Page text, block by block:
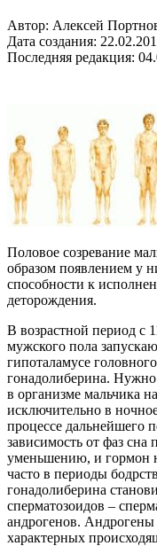
Автор: Алексей
Дата создания:
Последняя редакция:
Половое созревание
образом появлением у
способности к
деторождения.
В возрастной период с
мужского пола
гипоталамусе
гонадолиберина. Нужно
в организме мальчика
исключительно в
процессе дальнейшего
зависимость от фаз сна
уменьшению, и гормон
часто в периоды
гонадолиберина
сперматозоидов –
андрогенов.
характерных